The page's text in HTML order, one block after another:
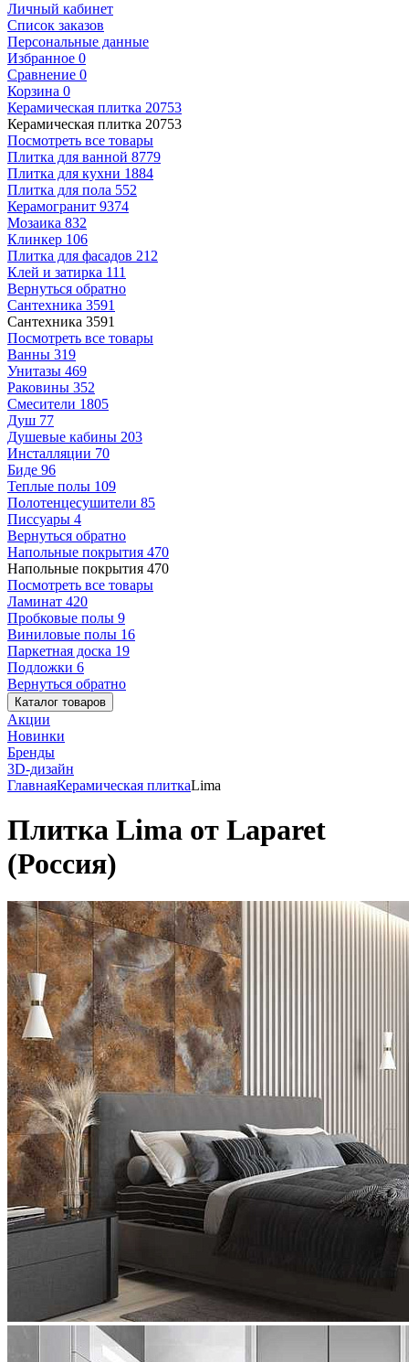
Личный кабинет
Список заказов
Персональные данные
Избранное 0
Сравнение 0
Корзина 0
Керамическая плитка 20753
Керамическая плитка 20753
Посмотреть все товары
Плитка для ванной 8779
Плитка для кухни 1884
Плитка для пола 552
Керамогранит 9374
Мозаика 832
Клинкер 106
Плитка для фасадов 212
Клей и затирка 111
Вернуться обратно
Сантехника 3591
Сантехника 3591
Посмотреть все товары
Ванны 319
Унитазы 469
Раковины 352
Смесители 1805
Душ 77
Душевые кабины 203
Инсталляции 70
Биде 96
Теплые полы 109
Полотенцесушители 85
Писсуары 4
Вернуться обратно
Напольные покрытия 470
Напольные покрытия 470
Посмотреть все товары
Ламинат 420
Пробковые полы 9
Виниловые полы 16
Паркетная доска 19
Подложки 6
Вернуться обратно
Каталог товаров
Акции
Новинки
Бренды
3D-дизайн
ГлавнаяКерамическая плиткаLima
Плитка Lima от Laparet
(Россия)